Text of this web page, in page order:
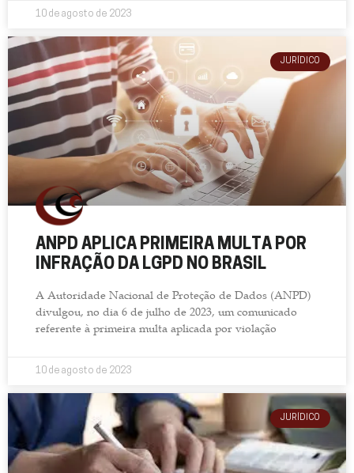
10 de agosto de 2023
JURÍDICO
ANPD APLICA PRIMEIRA MULTA POR
INFRAÇÃO DA LGPD NO BRASIL
A Autoridade Nacional de Proteção de Dados (ANPD)
divulgou, no dia 6 de julho de 2023, um comunicado
referente à primeira multa aplicada por violação
10 de agosto de 2023
JURÍDICO